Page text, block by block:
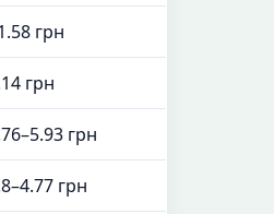
грн
грн
грн
грн